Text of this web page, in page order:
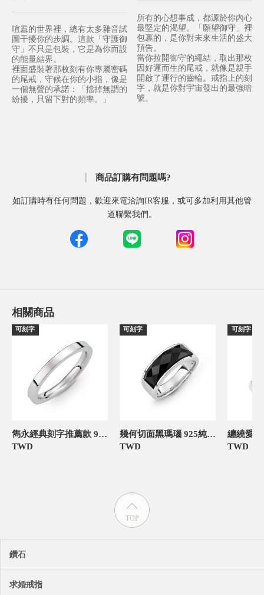
喧囂的世界裡，總有太多雜音試
圖干擾你的步調。這款「守護御
守」不只是包裝，它是為你而設
的能量結界。
裡面盛裝著那枚刻有你專屬密碼
的尾戒，守候在你的小指，像是
一個無聲的承諾：「擋掉無謂的
紛擾，只留下對的頻率。」
所有的心想事成，都源於你內心
最堅定的渴望。「願望御守」裡
包裹的，是你對未來生活的盛大
預告。
當你拉開御守的繩結，取出那枚
因好運而生的尾戒，就像是親手
開啟了運行的齒輪。戒指上的刻
字，就是你對宇宙發出的最強暗
號。
商品訂購有問題嗎?
如訂購時有任何問題，歡迎來電洽詢IR客服，或可多加利用其他管
道聯繫我們。
相關商品
可刻字
雋永經典刻字推薦款 925純銀 女款定情對戒
TWD
可刻字
幾何切面黑瑪瑙 925純銀 好仕途尾戒-官網限定
TWD
可刻字
TWD
TOP
鑽石
求婚戒指